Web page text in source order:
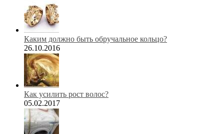
Каким должно быть обручальное кольцо?
26.10.2016
Как усилить рост волос?
05.02.2017